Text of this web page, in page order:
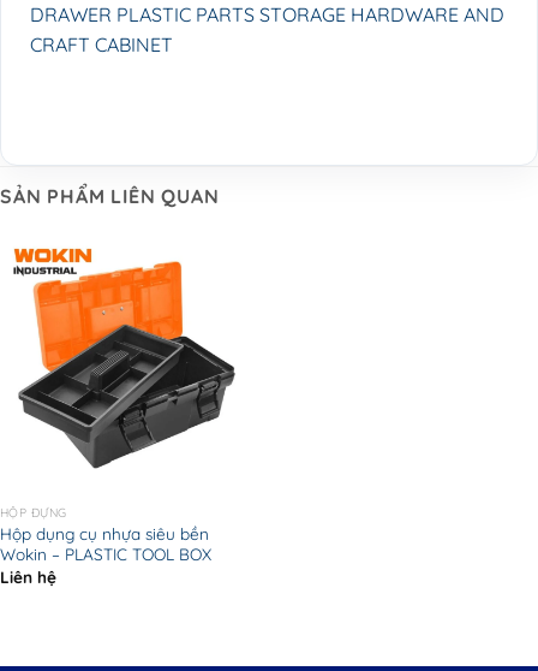
DRAWER PLASTIC PARTS STORAGE HARDWARE AND
CRAFT CABINET
SẢN PHẨM LIÊN QUAN
HỘP ĐỰNG
Hộp dụng cụ nhựa siêu bền
Wokin – PLASTIC TOOL BOX
Liên hệ